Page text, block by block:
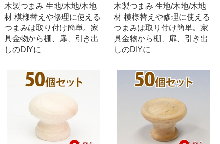
木製つまみ 生地/木地/木地
材 模様替えや修理に使える
つまみは取り付け簡単。家
具金物から棚、扉、引き出
しのDIYに
木製つまみ 生地/木地/木地
材 模様替えや修理に使える
つまみは取り付け簡単。家
具金物から棚、扉、引き出
しのDIYに